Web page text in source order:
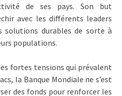
de ses pays. Son but
avec les différents leaders
solutions durables de sorte à
populations.
fortes tensions qui prévalent
la Banque Mondiale ne s’est
des fonds pour renforcer les